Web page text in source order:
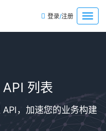
菜
单
登录/注册
API 列表
，加速您的业务构建